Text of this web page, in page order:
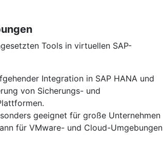
Tools in virtuellen SAP-
Integration in SAP HANA und
von Sicherungs- und
geeignet für große Unternehmen
für VMware- und Cloud-Umgebungen